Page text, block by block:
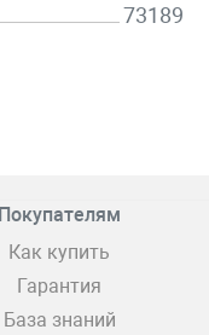
73189
Покупателям
Как купить
Гарантия
База знаний